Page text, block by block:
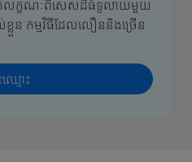
រកលក្ខណៈពិសេសដ៏ធំទូលាយមួយ
លួន កម្មវិធីដែលលឿននិងច្រើន
មោះ